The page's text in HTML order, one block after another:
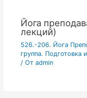
Йога
лекций)
526.-206. Йога
группа. Подготовка
/ От admin